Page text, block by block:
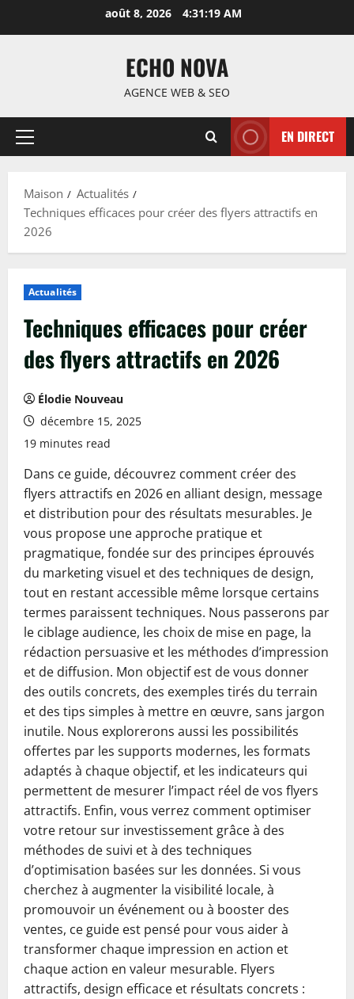
août 8, 2026 4:31:20 AM
ECHO NOVA
AGENCE WEB & SEO
Menu
EN DIRECT
Maison
Actualités
Techniques efficaces pour créer des flyers attractifs en
2026
Actualités
Techniques efficaces pour créer
des flyers attractifs en 2026
Élodie Nouveau
décembre 15, 2025
19 minutes read
Dans ce guide, découvrez comment créer des
flyers attractifs en 2026 en alliant design, message
et distribution pour des résultats mesurables. Je
vous propose une approche pratique et
pragmatique, fondée sur des principes éprouvés
du marketing visuel et des techniques de design,
tout en restant accessible même lorsque certains
termes paraissent techniques. Nous passerons par
le ciblage audience, les choix de mise en page, la
rédaction persuasive et les méthodes d’impression
et de diffusion. Mon objectif est de vous donner
des outils concrets, des exemples tirés du terrain
et des tips simples à mettre en œuvre, sans jargon
inutile. Nous explorerons aussi les possibilités
offertes par les supports modernes, les formats
adaptés à chaque objectif, et les indicateurs qui
permettent de mesurer l’impact réel de vos flyers
attractifs. Enfin, vous verrez comment optimiser
votre retour sur investissement grâce à des
méthodes de suivi et à des techniques
d’optimisation basées sur les données. Si vous
cherchez à augmenter la visibilité locale, à
promouvoir un événement ou à booster des
ventes, ce guide est pensé pour vous aider à
transformer chaque impression en action et
chaque action en valeur mesurable. Flyers
attractifs, design efficace et résultats concrets :